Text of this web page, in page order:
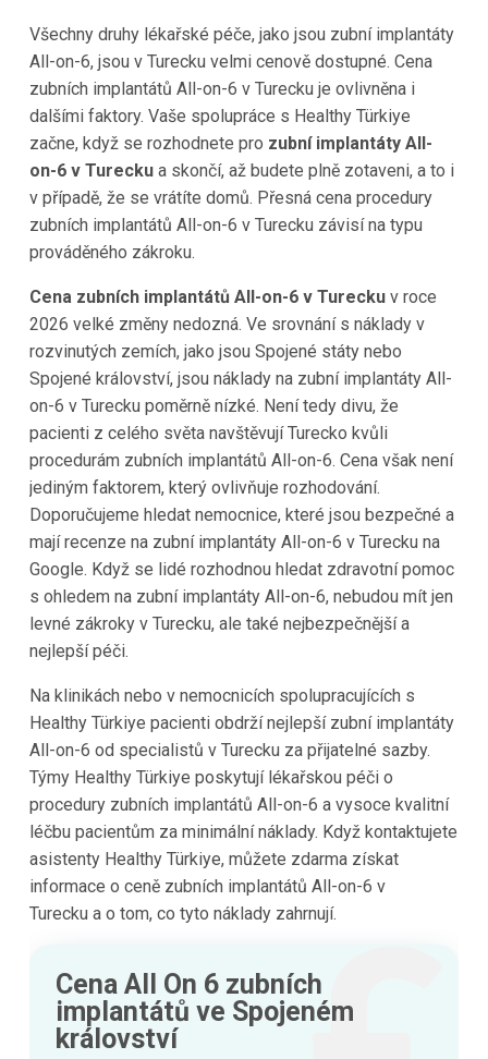
Všechny druhy lékařské péče, jako jsou zubní implantáty
All-on-6, jsou v Turecku velmi cenově dostupné. Cena
zubních implantátů All-on-6 v Turecku je ovlivněna i
dalšími faktory. Vaše spolupráce s Healthy Türkiye
začne, když se rozhodnete pro zubní implantáty All-
on-6 v Tureckua skončí, až budete plně zotaveni, a to i
v případě, že se vrátíte domů. Přesná cena procedury
zubních implantátů All-on-6 v Turecku závisí na typu
prováděného zákroku.
Cena zubních implantátů All-on-6 v Tureckuv roce
2026 velké změny nedozná. Ve srovnání s náklady v
rozvinutých zemích, jako jsou Spojené státy nebo
Spojené království, jsou náklady na zubní implantáty All-
on-6 v Turecku poměrně nízké. Není tedy divu, že
pacienti z celého světa navštěvují Turecko kvůli
procedurám zubních implantátů All-on-6. Cena však není
jediným faktorem, který ovlivňuje rozhodování.
Doporučujeme hledat nemocnice, které jsou bezpečné a
mají recenze na zubní implantáty All-on-6 v Turecku na
Google. Když se lidé rozhodnou hledat zdravotní pomoc
s ohledem na zubní implantáty All-on-6, nebudou mít jen
levné zákroky v Turecku, ale také nejbezpečnější a
nejlepší péči.
Na klinikách nebo v nemocnicích spolupracujících s
Healthy Türkiye pacienti obdrží nejlepší zubní implantáty
All-on-6 od specialistů v Turecku za přijatelné sazby.
Týmy Healthy Türkiye poskytují lékařskou péči o
procedury zubních implantátů All-on-6 a vysoce kvalitní
léčbu pacientům za minimální náklady. Když kontaktujete
asistenty Healthy Türkiye, můžete zdarma získat
informace o ceně zubních implantátů All-on-6 v
Turecku a o tom, co tyto náklady zahrnují.
Cena All On 6 zubních
implantátů ve Spojeném
království